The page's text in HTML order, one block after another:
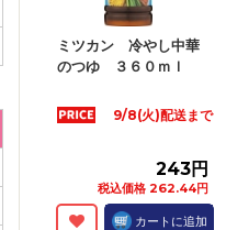
ミツカン 冷やし中華
のつゆ ３６０ｍｌ
9/8(火)配送まで
243円
税込価格 262.44円
カートに追加